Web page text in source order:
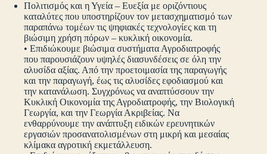
Πολιτισμός και η Υγεία – Ευεξία με οριζόντιους
καταλύτες που υποστηρίζουν τον μετασχηματισμό των
παραπάνω τομέων τις ψηφιακές τεχνολογίες και τη
βιώσιμη χρήση πόρων – κυκλική οικονομία.
• Επιδιώκουμε βιώσιμα συστήματα Αγροδιατροφής
που παρουσιάζουν υψηλές διασυνδέσεις σε όλη την
αλυσίδα αξίας. Από την προετοιμασία της παραγωγής
και την παραγωγή, έως τις αλυσίδες εφοδιασμού και
την κατανάλωση. Συγχρόνως να αναπτύσσουν την
Κυκλική Οικονομία της Αγροδιατροφής, την Βιολογική
Γεωργία, και την Γεωργία Ακριβείας. Να
ενθαρρύνουμε την ανάπτυξη ειδικών ερευνητικών
εργασιών προσανατολισμένων στη μικρή και μεσαίας
κλίμακα αγροτική εκμετάλλευση.